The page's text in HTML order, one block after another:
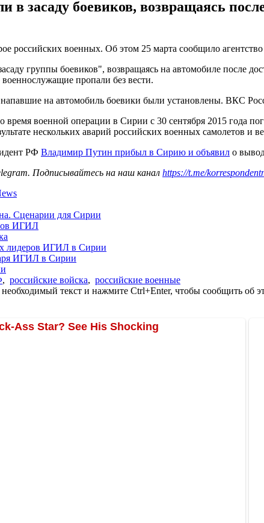
в засаду боевиков, возвращаясь
российских военных. Об этом 25 марта сообщило агентство
группы боевиков", возвращаясь на автомобиле после
пропали без вести.
на автомобиль боевики были установлены. ВКС
военной операции в Сирии с 30 сентября 2015 года
нескольких аварий российских военных самолетов и
РФ Владимир Путин прибыл в Сирию и объявил о
Подписывайтесь на наш канал https://t.me/
Сценарии для Сирии
ИГИЛ
лидеров ИГИЛ в Сирии
ИГИЛ в Сирии
, российские войска, российские военные
текст и нажмите Ctrl+Enter, чтобы сообщить об